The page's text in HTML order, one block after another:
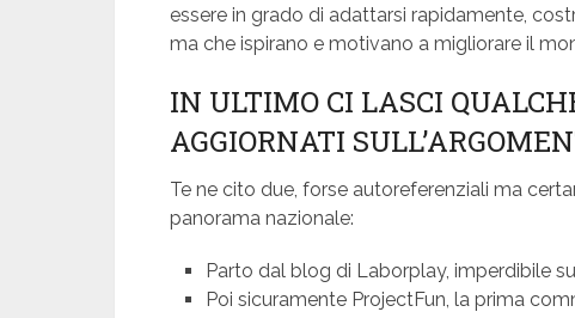
essere in grado di adattarsi rapidamente,
ma che ispirano e motivano a migliorare il
IN ULTIMO CI LASCI
AGGIORNATI
Te ne cito due, forse autoreferenziali ma
panorama nazionale:
Parto dal blog di Laborplay, imperdibile su
Poi sicuramente ProjectFun, la prima